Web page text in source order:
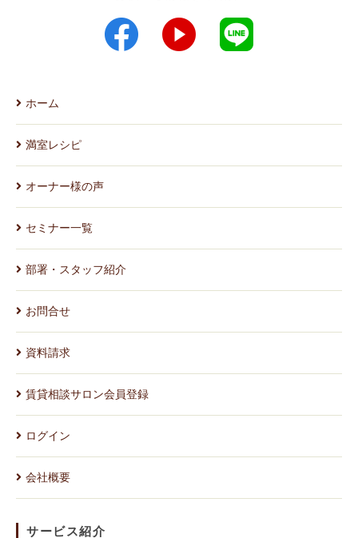
ホーム
満室レシピ
オーナー様の声
セミナー一覧
部署・スタッフ紹介
お問合せ
資料請求
賃貸相談サロン会員登録
ログイン
会社概要
サービス紹介